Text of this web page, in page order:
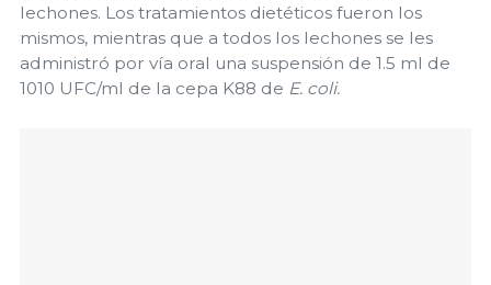
lechones. Los tratamientos dietéticos fueron los
mismos, mientras que a todos los lechones se les
administró por vía oral una suspensión de 1.5 ml de
1010 UFC/ml de la cepa K88 de E. coli.